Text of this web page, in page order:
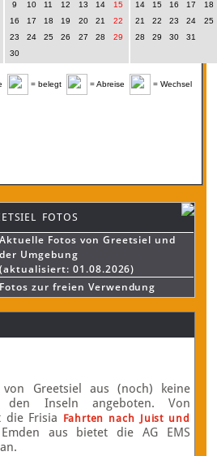
FOTOS
Aktuelle Fotos von Greetsiel und
der Umgebung
(aktualisiert: 01.08.2026)
Fotos zur freien Verwendung
Greetsiel aus (noch) keine
den Inseln angeboten. Von
die Frisia Fahrten nach Juist und
aus bietet die AG EMS
an.